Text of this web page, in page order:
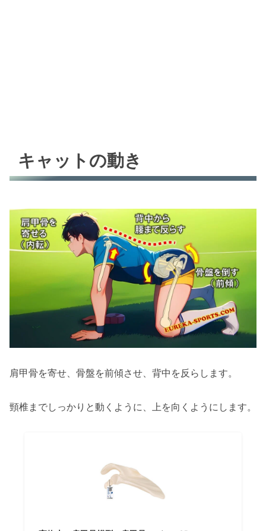
キャットの動き
肩甲骨を寄せ、骨盤を前傾させ、背中を反らします。
頸椎までしっかりと動くように、上を向くようにします。